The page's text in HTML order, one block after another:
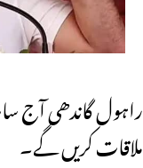
راہول گاندھی آج
ملاقات کریں گے۔